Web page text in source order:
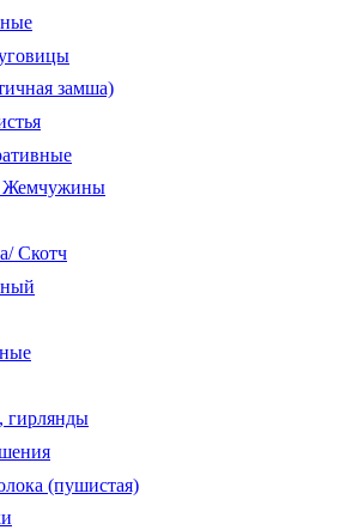
замша)
Жемчужины
Скотч
(пушистая)